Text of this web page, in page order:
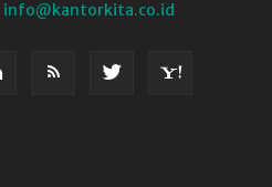
info@kantorkita.co.id